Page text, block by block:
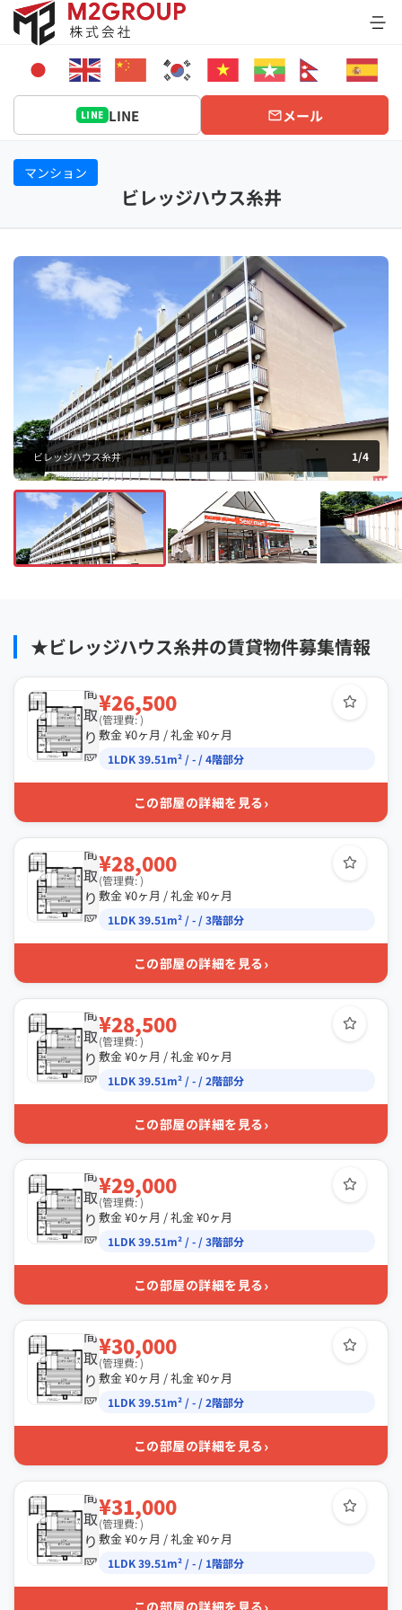
Bỏ
qua
dung
LINE LINE メール
マンション
ビレッジハウス糸井
ビレッジハウス糸井 1/4
★ビレッジハウス糸井の賃貸物件募集情報
間
取
り
図
¥26,500
(管理費: )
敷金 ¥0ヶ月 / 礼金 ¥0ヶ月
1LDK 39.51m² / - / 4階部分
この部屋の詳細を見る›
間
取
り
図
¥28,000
(管理費: )
敷金 ¥0ヶ月 / 礼金 ¥0ヶ月
1LDK 39.51m² / - / 3階部分
この部屋の詳細を見る›
間
取
り
図
¥28,500
(管理費: )
敷金 ¥0ヶ月 / 礼金 ¥0ヶ月
1LDK 39.51m² / - / 2階部分
この部屋の詳細を見る›
間
取
り
図
¥29,000
(管理費: )
敷金 ¥0ヶ月 / 礼金 ¥0ヶ月
1LDK 39.51m² / - / 3階部分
この部屋の詳細を見る›
間
取
り
図
¥30,000
(管理費: )
敷金 ¥0ヶ月 / 礼金 ¥0ヶ月
1LDK 39.51m² / - / 2階部分
この部屋の詳細を見る›
間
取
り
図
¥31,000
(管理費: )
敷金 ¥0ヶ月 / 礼金 ¥0ヶ月
1LDK 39.51m² / - / 1階部分
この部屋の詳細を見る